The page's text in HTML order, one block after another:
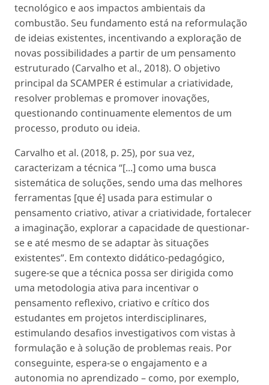
tecnológico e aos impactos ambientais da
combustão. Seu fundamento está na reformulação
de ideias existentes, incentivando a exploração de
novas possibilidades a partir de um pensamento
estruturado (Carvalho et al., 2018). O objetivo
principal da SCAMPER é estimular a criatividade,
resolver problemas e promover inovações,
questionando continuamente elementos de um
processo, produto ou ideia.
Carvalho et al. (2018, p. 25), por sua vez,
caracterizam a técnica “[...] como uma busca
sistemática de soluções, sendo uma das melhores
ferramentas [que é] usada para estimular o
pensamento criativo, ativar a criatividade, fortalecer
a imaginação, explorar a capacidade de questionar-
se e até mesmo de se adaptar às situações
existentes”. Em contexto didático-pedagógico,
sugere-se que a técnica possa ser dirigida como
uma metodologia ativa para incentivar o
pensamento reflexivo, criativo e crítico dos
estudantes em projetos interdisciplinares,
estimulando desafios investigativos com vistas à
formulação e à solução de problemas reais. Por
conseguinte, espera-se o engajamento e a
autonomia no aprendizado – como, por exemplo,